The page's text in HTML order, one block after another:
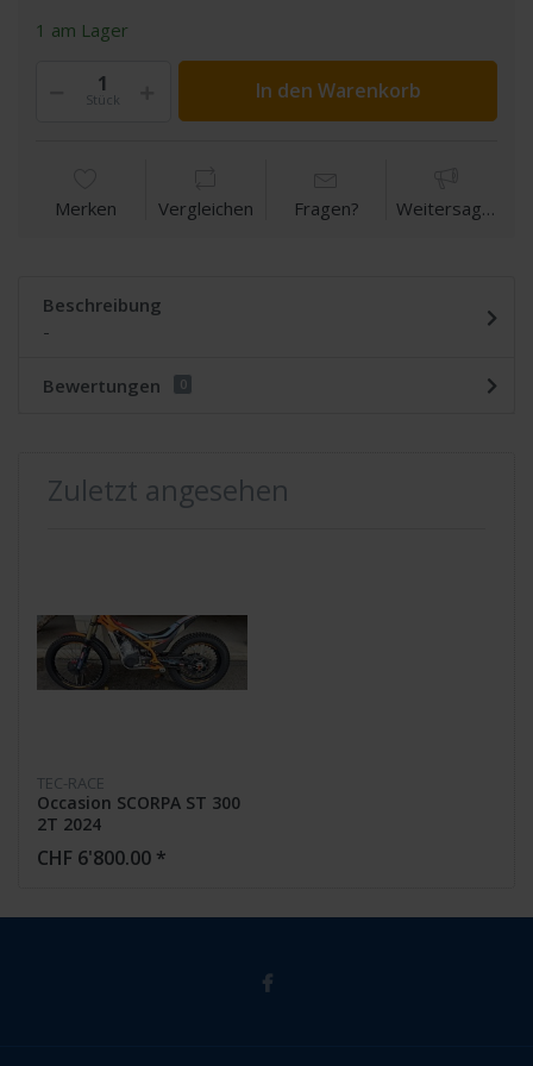
1 am Lager
Stück In den Warenkorb
Merken Vergleichen Fragen? Weitersagen
Beschreibung
-
Bewertungen 0
Zuletzt angesehen
TEC-RACE
Occasion SCORPA ST 300
2T 2024
CHF 6'800.00 *